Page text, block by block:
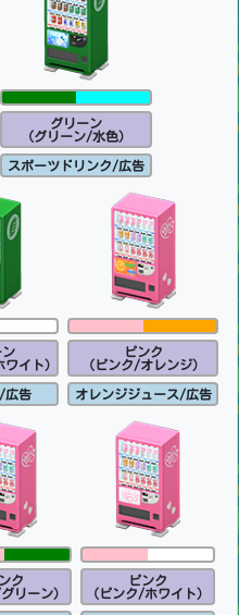
グリーン
(グリーン/水色)
スポーツドリンク/広告
ン
ワイト)
広告
ピンク
(ピンク/オレンジ)
オレンジジュース/広告
ク
リーン)
ピンク
(ピンク/ホワイト)